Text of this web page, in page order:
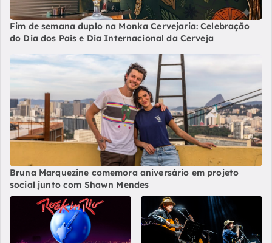
Fim de semana duplo na Monka Cervejaria: Celebração
do Dia dos Pais e Dia Internacional da Cerveja
Bruna Marquezine comemora aniversário em projeto
social junto com Shawn Mendes